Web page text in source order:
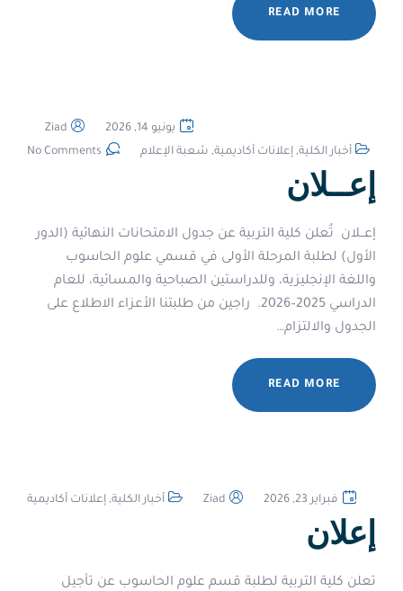
READ MORE
يونيو 14, 2026
Ziad
أخبار الكلية, إعلانات أكاديمية, شعبة الإعلام No Comments
‏إعــلان
‏إعــلان ‏ ‏تُعلن كلية التربية عن جدول الامتحانات النهائية (الدور
الأول) لطلبة المرحلة الأولى في قسمي علوم الحاسوب
واللغة الإنجليزية، وللدراستين الصباحية والمسائية، للعام
الدراسي 2025–2026. ‏ ‏راجين من طلبتنا الأعزاء الاطلاع على
الجدول والالتزام…
READ MORE
فبراير 23, 2026 Ziad أخبار الكلية, إعلانات أكاديمية
إعلان
‏تعلن كلية التربية لطلبة قسم علوم الحاسوب عن تأجيل